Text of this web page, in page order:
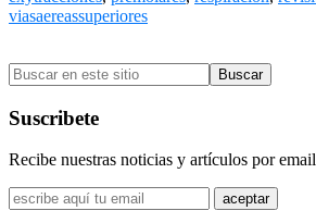
viasaereassuperiores
Barra
lateral
primaria
Buscar
en
este
sitio
Suscribete
Recibe nuestras noticias y artículos por email